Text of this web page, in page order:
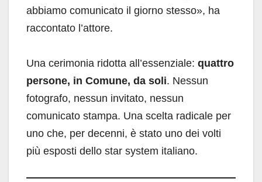
abbiamo comunicato il giorno stesso», ha
raccontato l’attore.
Una cerimonia ridotta all’essenziale: quattro
persone, in Comune, da soli. Nessun
fotografo, nessun invitato, nessun
comunicato stampa. Una scelta radicale per
uno che, per decenni, è stato uno dei volti
più esposti dello star system italiano.